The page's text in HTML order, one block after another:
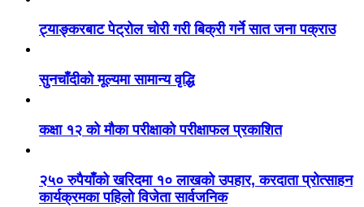
ट्याङ्करबाट पेट्रोल चोरी गरी बिक्री गर्ने सात जना पक्राउ
सुनचाँदीको मूल्यमा सामान्य वृद्धि
कक्षा १२ को मौका परीक्षाको परीक्षाफल प्रकाशित
२५० रुपैयाँको खरिदमा १० लाखको उपहार, करदाता प्रोत्साहन
कार्यक्रमका पहिलो विजेता सार्वजनिक